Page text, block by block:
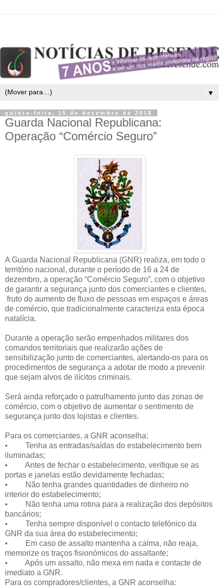
▼
quinta-feira, 15 de dezembro de 2016
Guarda Nacional Republicana:
Operação “Comércio Seguro”
A Guarda Nacional Republicana (GNR) realiza, em todo o
território nacional, durante o período de 16 a 24 de
dezembro, a operação “Comércio Seguro”, com o objetivo
de garantir a segurança junto dos comerciantes e clientes,
fruto do aumento de fluxo de pessoas em espaços e áreas
de comércio, que tradicionalmente caracteriza esta época
natalícia.
Durante a operação serão empenhados militares dos
comandos territoriais que realizarão ações de
sensibilização junto de comerciantes, alertando-os para os
procedimentos de segurança a adotar de modo a prevenir
que sejam alvos de ilícitos criminais.
Será ainda reforçado o patrulhamento junto das zonas de
comércio, com o objetivo de aumentar o sentimento de
segurança junto dos lojistas e clientes.
Para os comerciantes, a GNR aconselha:
• Tenha as entradas/saídas do estabelecimento bem
iluminadas;
• Antes de fechar o estabelecimento, verifique se as
portas e janelas estão devidamente fechadas;
• Não tenha grandes quantidades de dinheiro no
interior do estabelecimento;
• Não tenha uma rotina para a realização dos depósitos
bancários;
• Tenha sempre disponível o contacto telefónico da
GNR da sua área do estabelecimento;
• Em caso de assalto mantenha a calma, não reaja,
memorize os traços fisionómicos do assaltante;
• Após um assalto, não mexa em nada e contacte de
imediato a GNR.
Para os compradores/clientes, a GNR aconselha: